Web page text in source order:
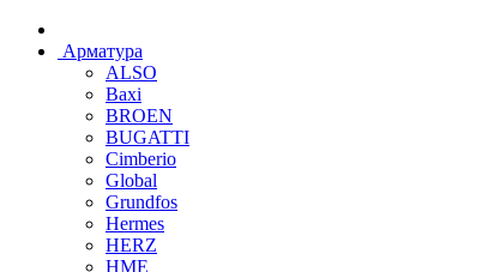
Арматура
ALSO
Baxi
BROEN
BUGATTI
Cimberio
Global
Grundfos
Hermes
HERZ
HME